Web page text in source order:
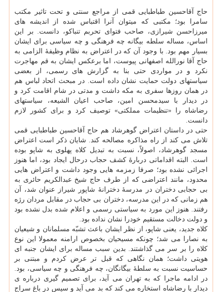
حاج آقاحسین طباطبایی قمی از مراجع سنتی و تحت تاثیر مکتب
سامرا بود؛ مکتبی که میتوان آنرا اقتباس شده از اندیشه های
میرزاحسن شیرازی، صاحب فتوای تحربم تنباکو، دانست. بر این
اساس، مساله سلطه بیگانه چه فرهنگی و چه سیاسی برای ایشان
بسیار مهم بود. با وجود آن که در اعتراض به نظام وظیفهٔ الزامی به
حاج آقا نورالله اصفهانی پیوست، اما برعکس ایشان به قم مهاجرت
نکرد و در مواردی حتی بنا به گزارش های رسمی، از بعضی
سیاستهای دولت حمایت نشان داده است. در مبحث اتحاد لباس هم
در همان روزها سفری به مکه داشت و مدتی در شام اقامت کرد و
در دیدار با سیدمحسن امین، صاحب اعیان الشیعه، سیاستهای
رضاشاه را «تنظیمات مملکتی» توصیف کرد و برای کشور لازم
دانست.
حتی در داستان اعتراض گوهرشاد هم حاج آقاحسین طباطبایی قمی
تلاش می کند از راه مذاکره مصالحه کند. شایان ذکر است اعتراض
مسجد گوهرشاد، اصولاً، نسبت به تبدیل کلاه پهلوی به شاپو بوده
است. البته اقداماتی دربارهٔ کشف حجاب درحال ایجاد بود، اما هنوز
اجرائی نشده بود؛ صرفا زمزمه هایی وجود داشت و اعتراض هایی
محدود، مانند اعتراضی که از طرف حاج شیخ عبدالکریم حائری به
بی حجابی دختران در مدرسهٔ دخترانهٔ شاپور شیراز عنوان شد، آن
هم زمانی که در این مدرسه، دختران بی حجاب در مقابل مردان رژه
رفتند. هنوز این مورد به سیاستی رسمی و اعلام شده بدل نشده بود
و دولت دخالت مستقیم خودرا نشان نداده بود.
کلاه جدید، یعنی شاپو، از نظر ایشان باعث تشبّه مسلمانان و شیعیان
به نصارا می شد؛ چونکه مسیحیان بخصوص ارامنه معمولا این نوع
کلاه را بر سر می گذاشتند. بدین سبب مساله برای ایشان جنبه ای
هویتی داشت؛ همان نگاهی که قبل تر عرض کردم و مبتنی بر
حساسیت نسبت به سلطهٔ بیگانگان، چه فرهنگی و چه سیاسی، بود.
در ادامه ماجرا که به تهران می آید، برای تصمیم گیری درباره ی
دیدار با رضاشاه استخاره می کند که بد می آید و سپس در باغ سراج